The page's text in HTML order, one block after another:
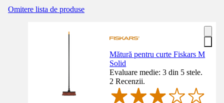
Omitere lista de produse
Mătură pentru curte Fiskars M
Solid
Evaluare medie: 3 din 5 stele.
2 Recenzii.